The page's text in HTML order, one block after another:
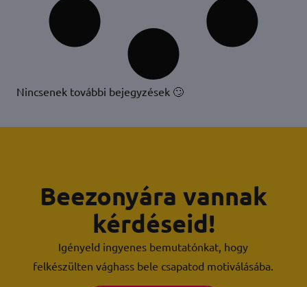
Nincsenek további bejegyzések 🙄
Beezonyára vannak
kérdéseid!
Igényeld ingyenes bemutatónkat, hogy
felkészülten vághass bele csapatod motiválásába.